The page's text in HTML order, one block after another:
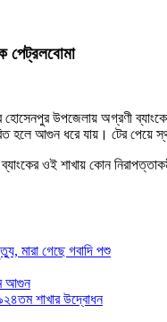
পেট্রলবোমা
উপজেলায় অগ্রণী
হলে আগুন ধরে যায়। টের পেয়ে
ওই শাখায় কোন
মারা গেছে গবাদি পশু
আগুন
শাখার উদ্বোধন